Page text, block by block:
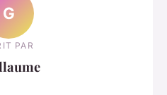
G
PAR